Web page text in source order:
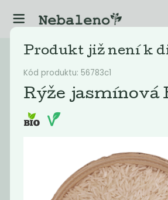
Katalog Potraviny
Filtrovat produkty
Kód produktu: 56783c1
Rýže jasmínová
Produkt již není k